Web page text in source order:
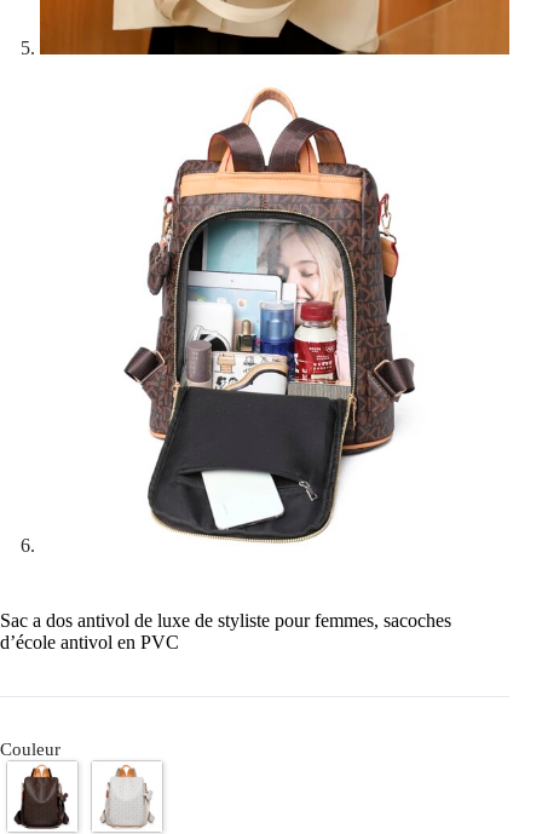
Sac a dos antivol de luxe de styliste pour femmes, sacoches
d’école antivol en PVC
Couleur